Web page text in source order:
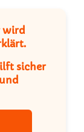
wird
sicher